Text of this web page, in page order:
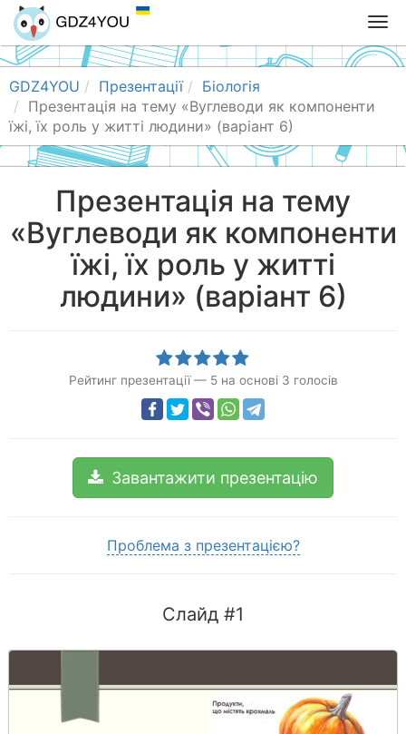
T
o
g
n
a
g
a
GDZ4YOU Презентації
Біологія
Презентація на тему «Вуглеводи як компоненти
їжі, їх роль у житті людини» (варіант 6)
Презентація на тему
«Вуглеводи як компоненти
їжі, їх роль у житті
людини» (варіант 6)
Рейтинг презентації — 5на основі 3 голосів
Завантажити презентацію
Проблема з презентацією?
Слайд #1